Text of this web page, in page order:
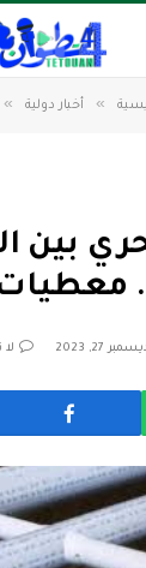
» أخبار دولية »
بين
27, 2023 لا